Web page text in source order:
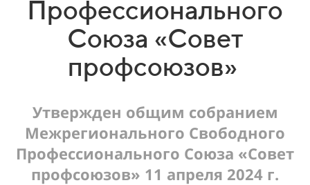
Профессионального
Союза «Совет
профсоюзов»
Утвержден общим собранием
Межрегионального Свободного
Профессионального Союза «Совет
профсоюзов» 11 апреля 2024 г.